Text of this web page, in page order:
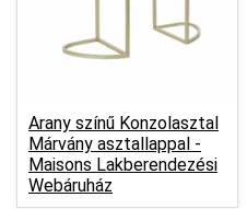
Arany színű Konzolasztal
Márvány asztallappal -
Maisons Lakberendezési
Webáruház